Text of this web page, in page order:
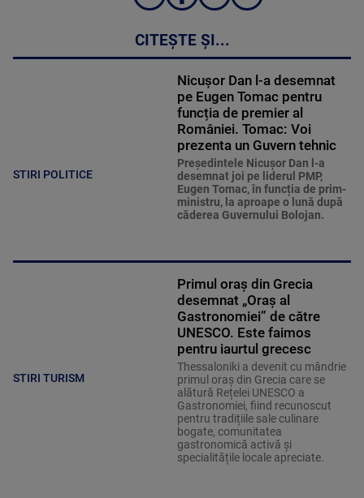
CITEȘTE ȘI...
STIRI POLITICE
Nicușor Dan l-a desemnat
pe Eugen Tomac pentru
funcția de premier al
României. Tomac: Voi
prezenta un Guvern tehnic
Președintele Nicușor Dan l-a
desemnat joi pe liderul PMP,
Eugen Tomac, în funcția de prim-
ministru, la aproape o lună după
căderea Guvernului Bolojan.
STIRI TURISM
Primul oraș din Grecia
desemnat „Oraș al
Gastronomiei” de către
UNESCO. Este faimos
pentru iaurtul grecesc
Thessaloniki a devenit cu mândrie
primul oraș din Grecia care se
alătură Rețelei UNESCO a
Gastronomiei, fiind recunoscut
pentru tradițiile sale culinare
bogate, comunitatea
gastronomică activă și
specialitățile locale apreciate.